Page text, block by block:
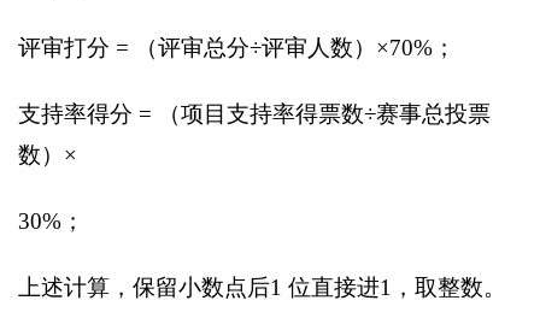
评审打分 = （评审总分÷评审人数）×70%；
支持率得分 = （项目支持率得票数÷赛事总投票
数）×
30% ；
上述计算，保留小数点后1 位直接进1，取整数。